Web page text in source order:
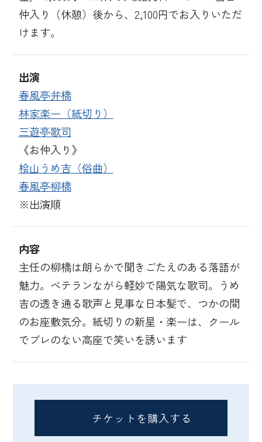
仲入り（休憩）後から、2,100円でお入りいただ
けます。
出演
春風亭弁橋
林家楽一（紙切り）
三遊亭歌司
《お仲入り》
桧山うめ吉（俗曲）
春風亭柳橋
※出演順
内容
主任の柳橋は朗らかで聞きごたえのある落語が
魅力。ベテランながら軽妙で陽気な歌司。うめ
吉の透き通る歌声と見事な日本髪で、つかの間
のお座敷気分。紙切りの新星・楽一は、クール
でブレのない高座で笑いを誘います
チケットを購入する